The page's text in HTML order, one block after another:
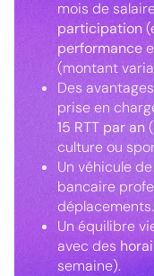
mois de
participation
performance
(montant
Des
prise en
15 RTT par an(
culture ou
Un véhicule
bancaire
déplacements.
Un équilibre
avec des
semaine).